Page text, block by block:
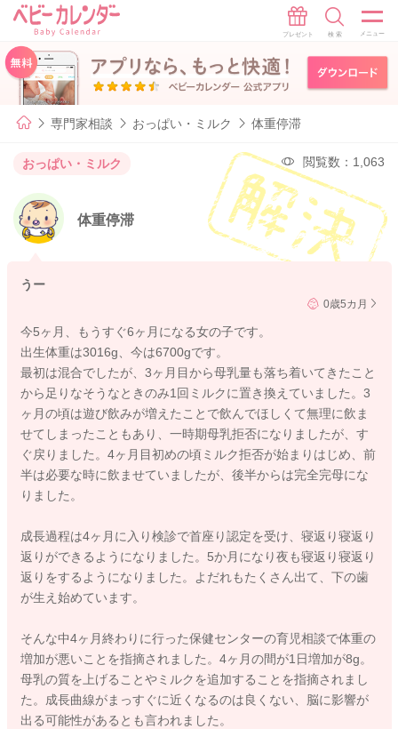
専門家相談 おっぱい・ミルク 体重停滞
おっぱい・ミルク 閲覧数：1,063
体重停滞
うー
0歳5カ月
今5ヶ月、もうすぐ6ヶ月になる女の子です。
出生体重は3016g、今は6700gです。
最初は混合でしたが、3ヶ月目から母乳量も落ち着いてきたこと
から足りなそうなときのみ1回ミルクに置き換えていました。3
ヶ月の頃は遊び飲みが増えたことで飲んでほしくて無理に飲ま
せてしまったこともあり、一時期母乳拒否になりましたが、す
ぐ戻りました。4ヶ月目初めの頃ミルク拒否が始まりはじめ、前
半は必要な時に飲ませていましたが、後半からは完全完母にな
りました。
成長過程は4ヶ月に入り検診で首座り認定を受け、寝返り寝返り
返りができるようになりました。5か月になり夜も寝返り寝返り
返りをするようになりました。よだれもたくさん出て、下の歯
が生え始めています。
そんな中4ヶ月終わりに行った保健センターの育児相談で体重の
増加が悪いことを指摘されました。4ヶ月の間が1日増加が8g。
母乳の質を上げることやミルクを追加することを指摘されまし
た。成長曲線がまっすぐに近くなるのは良くない、脳に影響が
出る可能性があるとも言われました。